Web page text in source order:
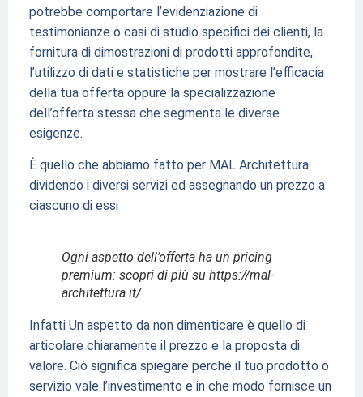
potrebbe comportare l’evidenziazione di
testimonianze o casi di studio specifici dei clienti, la
fornitura di dimostrazioni di prodotti approfondite,
l’utilizzo di dati e statistiche per mostrare l’efficacia
della tua offerta oppure la specializzazione
dell’offerta stessa che segmenta le diverse
esigenze.
È quello che abbiamo fatto per MAL Architettura
dividendo i diversi servizi ed assegnando un prezzo a
ciascuno di essi
Ogni aspetto dell’offerta ha un pricing
premium: scopri di più su https://mal-
architettura.it/
Infatti Un aspetto da non dimenticare è quello di
articolare chiaramente il prezzo e la proposta di
valore. Ciò significa spiegare perché il tuo prodotto o
servizio vale l’investimento e in che modo fornisce un